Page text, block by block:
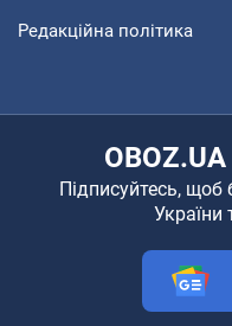
Редакційна політика
Підписуйтесь, щоб
України